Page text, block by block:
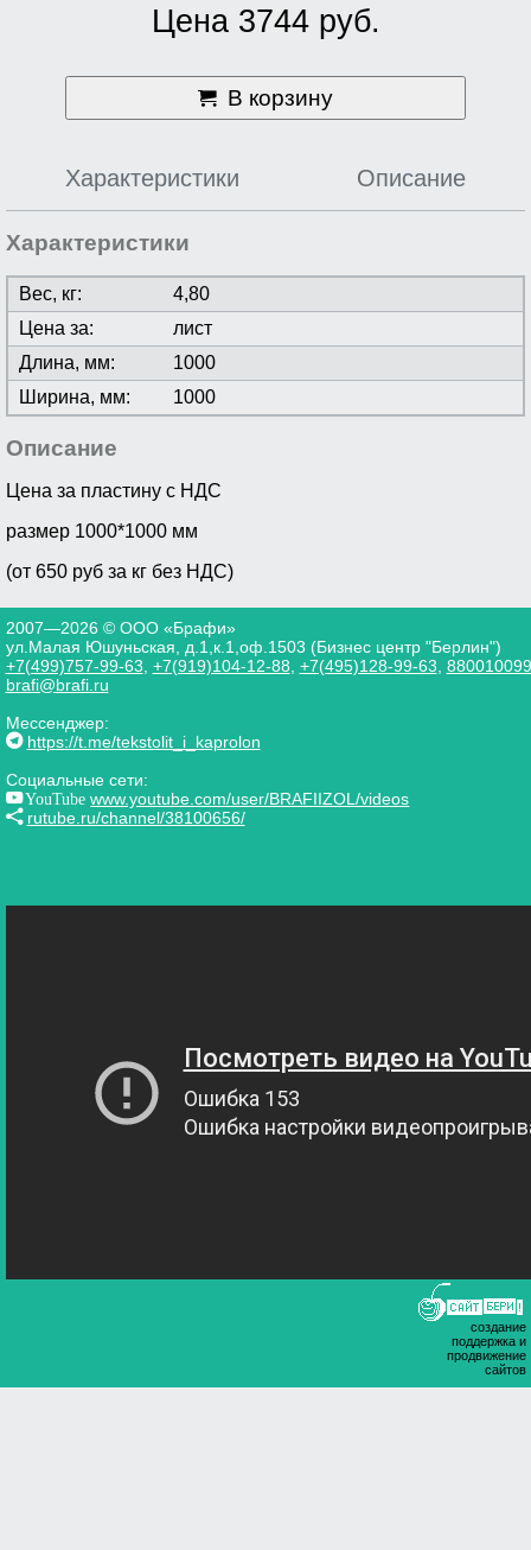
Цена 3744 руб.
В корзину
Характеристики Описание
Характеристики
Вес, кг:
4,80
Цена за:
лист
Длина, мм:
1000
Ширина, мм:
1000
Описание
Цена за пластину с НДС
размер 1000*1000 мм
(от 650 руб за кг без НДС)
2007—2026 © ООО «Брафи»
ул.Малая Юшуньская, д.1,к.1,оф.1503 (Бизнес центр "Берлин")
+7(499)757-99-63 +7(919)104-12-88 +7(495)128-99-63
brafi@brafi.ru
Мессенджер:
https://t.me/tekstolit_i_kaprolon
Социальные сети:
YouTube www.youtube.com/user/BRAFIIZOL/videos
rutube.ru/channel/38100656/
создание
поддержка и
продвижение
сайтов